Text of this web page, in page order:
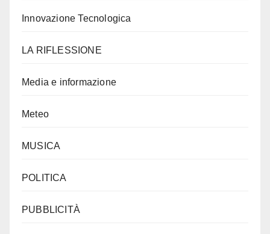
Innovazione Tecnologica
LA RIFLESSIONE
Media e informazione
Meteo
MUSICA
POLITICA
PUBBLICITÀ